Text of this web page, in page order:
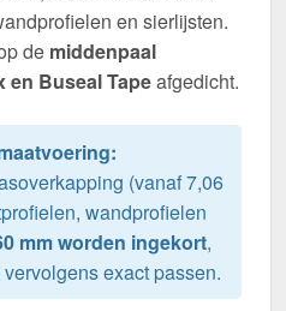
en sierlijsten.
de middenpaal
en Buseal Tapeafgedicht.
(vanaf 7,06
wandprofielen
mm worden ingekort,
exact passen.